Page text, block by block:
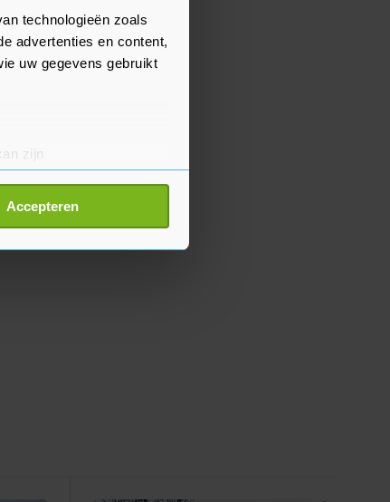
technologieën zoals
advertenties en content,
uw gegevens gebruikt
zijn
Accepteren